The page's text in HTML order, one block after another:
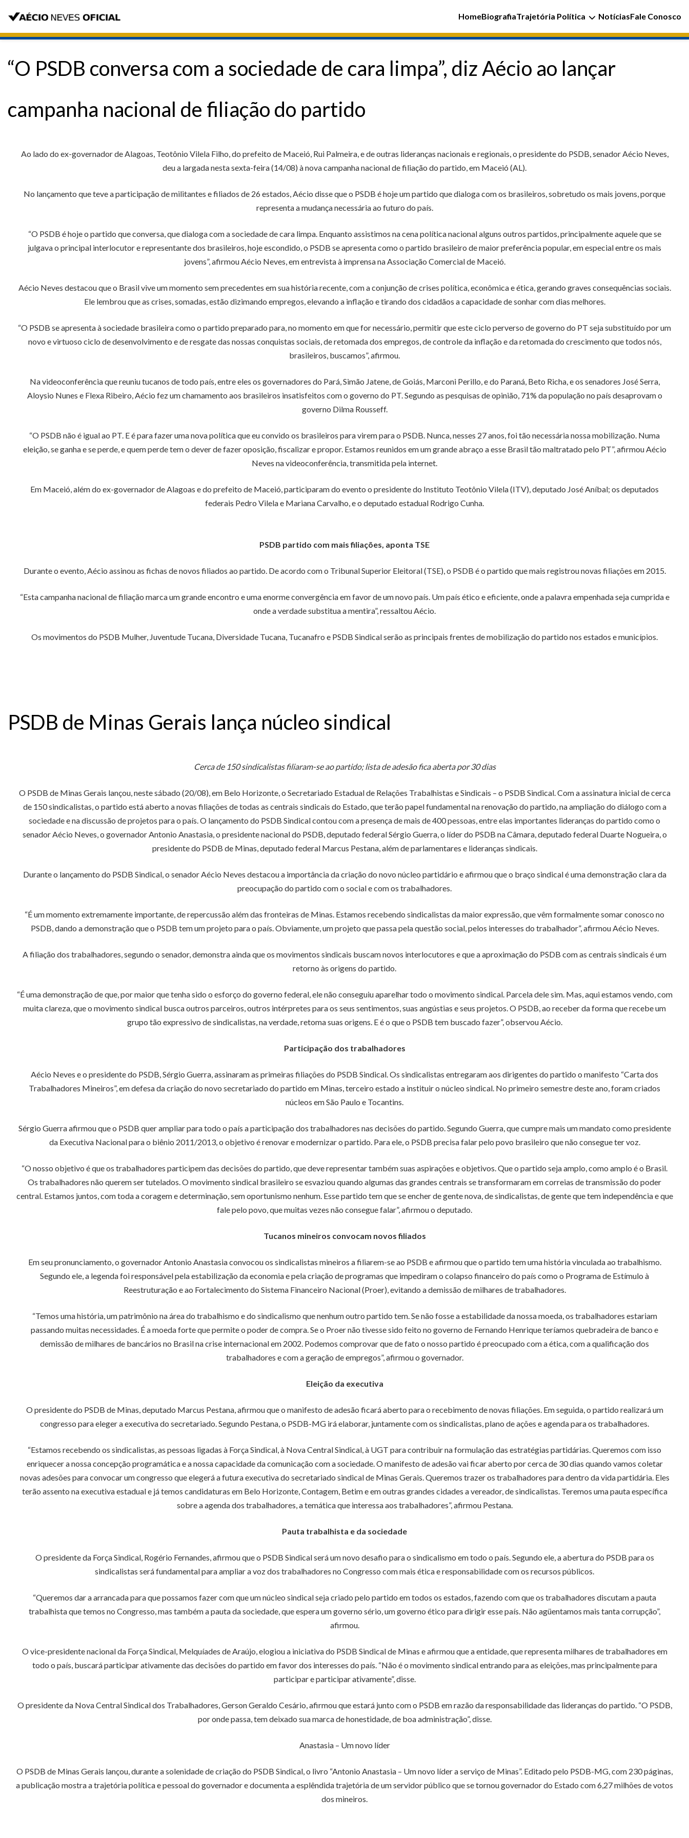
HomeBiografiaTrajetória Política NotíciasFale Conosco
“O PSDB conversa com a sociedade de cara limpa”, diz Aécio ao lançar
campanha nacional de filiação do partido
Ao lado do ex-governador de Alagoas, Teotônio Vilela Filho, do prefeito de Maceió, Rui Palmeira, e de outras lideranças nacionais e regionais, o presidente do PSDB, senador Aécio Neves,
deu a largada nesta sexta-feira (14/08) à nova campanha nacional de filiação do partido, em Maceió (AL).
No lançamento que teve a participação de militantes e filiados de 26 estados, Aécio disse que o PSDB é hoje um partido que dialoga com os brasileiros, sobretudo os mais jovens, porque
representa a mudança necessária ao futuro do país.
“O PSDB é hoje o partido que conversa, que dialoga com a sociedade de cara limpa. Enquanto assistimos na cena política nacional alguns outros partidos, principalmente aquele que se
julgava o principal interlocutor e representante dos brasileiros, hoje escondido, o PSDB se apresenta como o partido brasileiro de maior preferência popular, em especial entre os mais
jovens”, afirmou Aécio Neves, em entrevista à imprensa na Associação Comercial de Maceió.
Aécio Neves destacou que o Brasil vive um momento sem precedentes em sua história recente, com a conjunção de crises política, econômica e ética, gerando graves consequências sociais.
Ele lembrou que as crises, somadas, estão dizimando empregos, elevando a inflação e tirando dos cidadãos a capacidade de sonhar com dias melhores.
“O PSDB se apresenta à sociedade brasileira como o partido preparado para, no momento em que for necessário, permitir que este ciclo perverso de governo do PT seja substituído por um
novo e virtuoso ciclo de desenvolvimento e de resgate das nossas conquistas sociais, de retomada dos empregos, de controle da inflação e da retomada do crescimento que todos nós,
brasileiros, buscamos”, afirmou.
Na videoconferência que reuniu tucanos de todo país, entre eles os governadores do Pará, Simão Jatene, de Goiás, Marconi Perillo, e do Paraná, Beto Richa, e os senadores José Serra,
Aloysio Nunes e Flexa Ribeiro, Aécio fez um chamamento aos brasileiros insatisfeitos com o governo do PT. Segundo as pesquisas de opinião, 71% da população no país desaprovam o
governo Dilma Rousseff.
“O PSDB não é igual ao PT. E é para fazer uma nova política que eu convido os brasileiros para virem para o PSDB. Nunca, nesses 27 anos, foi tão necessária nossa mobilização. Numa
eleição, se ganha e se perde, e quem perde tem o dever de fazer oposição, fiscalizar e propor. Estamos reunidos em um grande abraço a esse Brasil tão maltratado pelo PT”, afirmou Aécio
Neves na videoconferência, transmitida pela internet.
Em Maceió, além do ex-governador de Alagoas e do prefeito de Maceió, participaram do evento o presidente do Instituto Teotônio Vilela (ITV), deputado José Aníbal; os deputados
federais Pedro Vilela e Mariana Carvalho, e o deputado estadual Rodrigo Cunha.
PSDB partido com mais filiações, aponta TSE
Durante o evento, Aécio assinou as fichas de novos filiados ao partido. De acordo com o Tribunal Superior Eleitoral (TSE), o PSDB é o partido que mais registrou novas filiações em 2015.
“Esta campanha nacional de filiação marca um grande encontro e uma enorme convergência em favor de um novo país. Um país ético e eficiente, onde a palavra empenhada seja cumprida e
onde a verdade substitua a mentira”, ressaltou Aécio.
Os movimentos do PSDB Mulher, Juventude Tucana, Diversidade Tucana, Tucanafro e PSDB Sindical serão as principais frentes de mobilização do partido nos estados e municípios.
PSDB de Minas Gerais lança núcleo sindical
Cerca de 150 sindicalistas filiaram-se ao partido; lista de adesão fica aberta por 30 dias
O PSDB de Minas Gerais lançou, neste sábado (20/08), em Belo Horizonte, o Secretariado Estadual de Relações Trabalhistas e Sindicais – o PSDB Sindical. Com a assinatura inicial de cerca
de 150 sindicalistas, o partido está aberto a novas filiações de todas as centrais sindicais do Estado, que terão papel fundamental na renovação do partido, na ampliação do diálogo com a
sociedade e na discussão de projetos para o país. O lançamento do PSDB Sindical contou com a presença de mais de 400 pessoas, entre elas importantes lideranças do partido como o
senador Aécio Neves, o governador Antonio Anastasia, o presidente nacional do PSDB, deputado federal Sérgio Guerra, o líder do PSDB na Câmara, deputado federal Duarte Nogueira, o
presidente do PSDB de Minas, deputado federal Marcus Pestana, além de parlamentares e lideranças sindicais.
Durante o lançamento do PSDB Sindical, o senador Aécio Neves destacou a importância da criação do novo núcleo partidário e afirmou que o braço sindical é uma demonstração clara da
preocupação do partido com o social e com os trabalhadores.
“É um momento extremamente importante, de repercussão além das fronteiras de Minas. Estamos recebendo sindicalistas da maior expressão, que vêm formalmente somar conosco no
PSDB, dando a demonstração que o PSDB tem um projeto para o país. Obviamente, um projeto que passa pela questão social, pelos interesses do trabalhador”, afirmou Aécio Neves.
A filiação dos trabalhadores, segundo o senador, demonstra ainda que os movimentos sindicais buscam novos interlocutores e que a aproximação do PSDB com as centrais sindicais é um
retorno às origens do partido.
“É uma demonstração de que, por maior que tenha sido o esforço do governo federal, ele não conseguiu aparelhar todo o movimento sindical. Parcela dele sim. Mas, aqui estamos vendo, com
muita clareza, que o movimento sindical busca outros parceiros, outros intérpretes para os seus sentimentos, suas angústias e seus projetos. O PSDB, ao receber da forma que recebe um
grupo tão expressivo de sindicalistas, na verdade, retoma suas origens. E é o que o PSDB tem buscado fazer”, observou Aécio.
Participação dos trabalhadores
Aécio Neves e o presidente do PSDB, Sérgio Guerra, assinaram as primeiras filiações do PSDB Sindical. Os sindicalistas entregaram aos dirigentes do partido o manifesto “Carta dos
Trabalhadores Mineiros”, em defesa da criação do novo secretariado do partido em Minas, terceiro estado a instituir o núcleo sindical. No primeiro semestre deste ano, foram criados
núcleos em São Paulo e Tocantins.
Sérgio Guerra afirmou que o PSDB quer ampliar para todo o país a participação dos trabalhadores nas decisões do partido. Segundo Guerra, que cumpre mais um mandato como presidente
da Executiva Nacional para o biênio 2011/2013, o objetivo é renovar e modernizar o partido. Para ele, o PSDB precisa falar pelo povo brasileiro que não consegue ter voz.
“O nosso objetivo é que os trabalhadores participem das decisões do partido, que deve representar também suas aspirações e objetivos. Que o partido seja amplo, como amplo é o Brasil.
Os trabalhadores não querem ser tutelados. O movimento sindical brasileiro se esvaziou quando algumas das grandes centrais se transformaram em correias de transmissão do poder
central. Estamos juntos, com toda a coragem e determinação, sem oportunismo nenhum. Esse partido tem que se encher de gente nova, de sindicalistas, de gente que tem independência e que
fale pelo povo, que muitas vezes não consegue falar”, afirmou o deputado.
Tucanos mineiros convocam novos filiados
Em seu pronunciamento, o governador Antonio Anastasia convocou os sindicalistas mineiros a filiarem-se ao PSDB e afirmou que o partido tem uma história vinculada ao trabalhismo.
Segundo ele, a legenda foi responsável pela estabilização da economia e pela criação de programas que impediram o colapso financeiro do país como o Programa de Estímulo à
Reestruturação e ao Fortalecimento do Sistema Financeiro Nacional (Proer), evitando a demissão de milhares de trabalhadores.
“Temos uma história, um patrimônio na área do trabalhismo e do sindicalismo que nenhum outro partido tem. Se não fosse a estabilidade da nossa moeda, os trabalhadores estariam
passando muitas necessidades. É a moeda forte que permite o poder de compra. Se o Proer não tivesse sido feito no governo de Fernando Henrique teríamos quebradeira de banco e
demissão de milhares de bancários no Brasil na crise internacional em 2002. Podemos comprovar que de fato o nosso partido é preocupado com a ética, com a qualificação dos
trabalhadores e com a geração de empregos”, afirmou o governador.
Eleição da executiva
O presidente do PSDB de Minas, deputado Marcus Pestana, afirmou que o manifesto de adesão ficará aberto para o recebimento de novas filiações. Em seguida, o partido realizará um
congresso para eleger a executiva do secretariado. Segundo Pestana, o PSDB-MG irá elaborar, juntamente com os sindicalistas, plano de ações e agenda para os trabalhadores.
“Estamos recebendo os sindicalistas, as pessoas ligadas à Força Sindical, à Nova Central Sindical, à UGT para contribuir na formulação das estratégias partidárias. Queremos com isso
enriquecer a nossa concepção programática e a nossa capacidade da comunicação com a sociedade. O manifesto de adesão vai ficar aberto por cerca de 30 dias quando vamos coletar
novas adesões para convocar um congresso que elegerá a futura executiva do secretariado sindical de Minas Gerais. Queremos trazer os trabalhadores para dentro da vida partidária. Eles
terão assento na executiva estadual e já temos candidaturas em Belo Horizonte, Contagem, Betim e em outras grandes cidades a vereador, de sindicalistas. Teremos uma pauta específica
sobre a agenda dos trabalhadores, a temática que interessa aos trabalhadores”, afirmou Pestana.
Pauta trabalhista e da sociedade
O presidente da Força Sindical, Rogério Fernandes, afirmou que o PSDB Sindical será um novo desafio para o sindicalismo em todo o país. Segundo ele, a abertura do PSDB para os
sindicalistas será fundamental para ampliar a voz dos trabalhadores no Congresso com mais ética e responsabilidade com os recursos públicos.
“Queremos dar a arrancada para que possamos fazer com que um núcleo sindical seja criado pelo partido em todos os estados, fazendo com que os trabalhadores discutam a pauta
trabalhista que temos no Congresso, mas também a pauta da sociedade, que espera um governo sério, um governo ético para dirigir esse país. Não agüentamos mais tanta corrupção”,
afirmou.
O vice-presidente nacional da Força Sindical, Melquíades de Araújo, elogiou a iniciativa do PSDB Sindical de Minas e afirmou que a entidade, que representa milhares de trabalhadores em
todo o país, buscará participar ativamente das decisões do partido em favor dos interesses do país. “Não é o movimento sindical entrando para as eleições, mas principalmente para
participar e participar ativamente”, disse.
O presidente da Nova Central Sindical dos Trabalhadores, Gerson Geraldo Cesário, afirmou que estará junto com o PSDB em razão da responsabilidade das lideranças do partido. “O PSDB,
por onde passa, tem deixado sua marca de honestidade, de boa administração”, disse.
Anastasia – Um novo líder
O PSDB de Minas Gerais lançou, durante a solenidade de criação do PSDB Sindical, o livro “Antonio Anastasia – Um novo líder a serviço de Minas”. Editado pelo PSDB-MG, com 230 páginas,
a publicação mostra a trajetória política e pessoal do governador e documenta a esplêndida trajetória de um servidor público que se tornou governador do Estado com 6,27 milhões de votos
dos mineiros.